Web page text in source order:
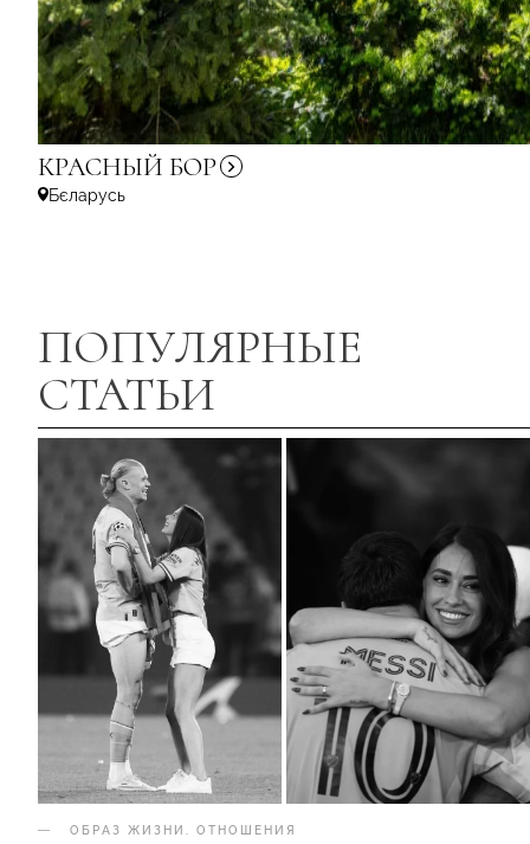
КРАСНЫЙ БОР
Бєларусь
ПОПУЛЯРНЫЕ
СТАТЬИ
ОБРАЗ ЖИЗНИ ОТНОШЕНИЯ